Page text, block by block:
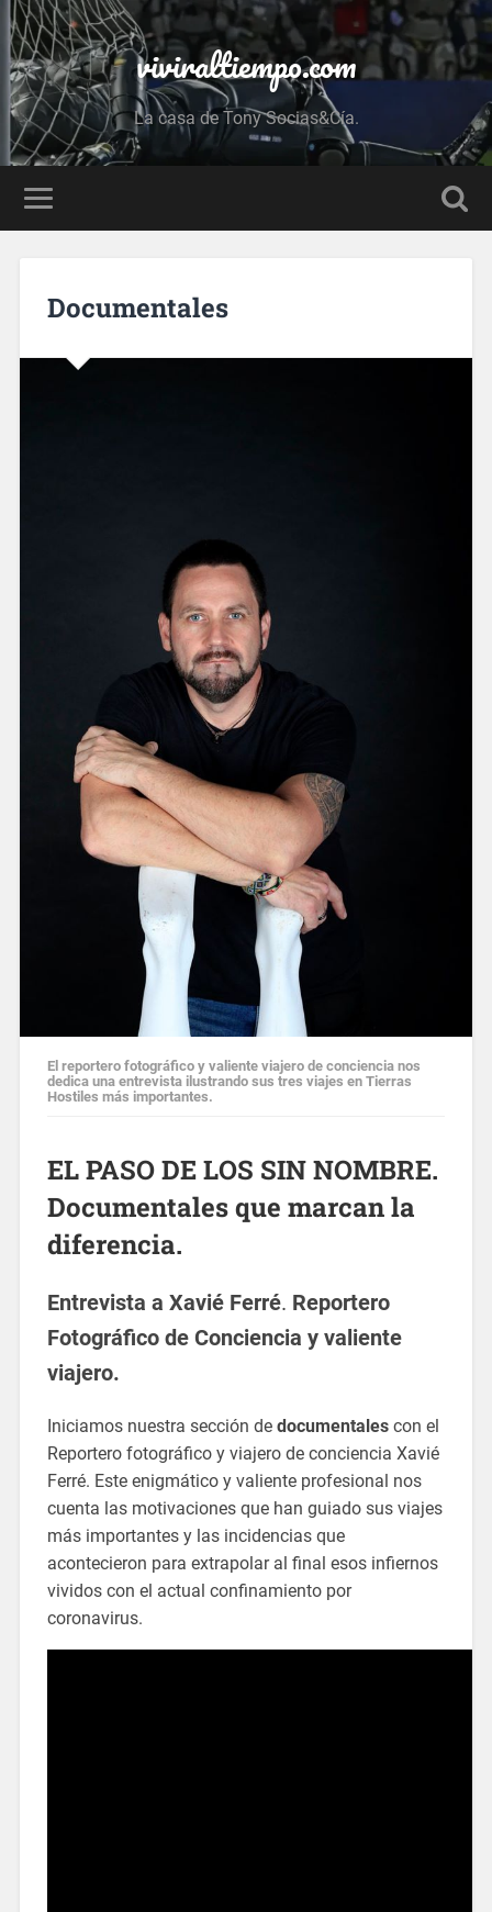
viviraltiempo.com
La casa de Tony Socias&Cía.
Documentales
El reportero fotográfico y valiente viajero de conciencia nos
dedica una entrevista ilustrando sus tres viajes en Tierras
Hostiles más importantes.
EL PASO DE LOS SIN NOMBRE.
Documentalesque marcan la
diferencia.
Entrevista a Xavié Ferré. Reportero
Fotográfico de Conciencia y valiente
viajero.
Iniciamos nuestra sección de documentalescon el
Reportero fotográfico y viajero de conciencia Xavié
Ferré. Este enigmático y valiente profesional nos
cuenta las motivaciones que han guiado sus viajes
más importantes y las incidencias que
acontecieron para extrapolar al final esos infiernos
vividos con el actual confinamiento por
coronavirus.